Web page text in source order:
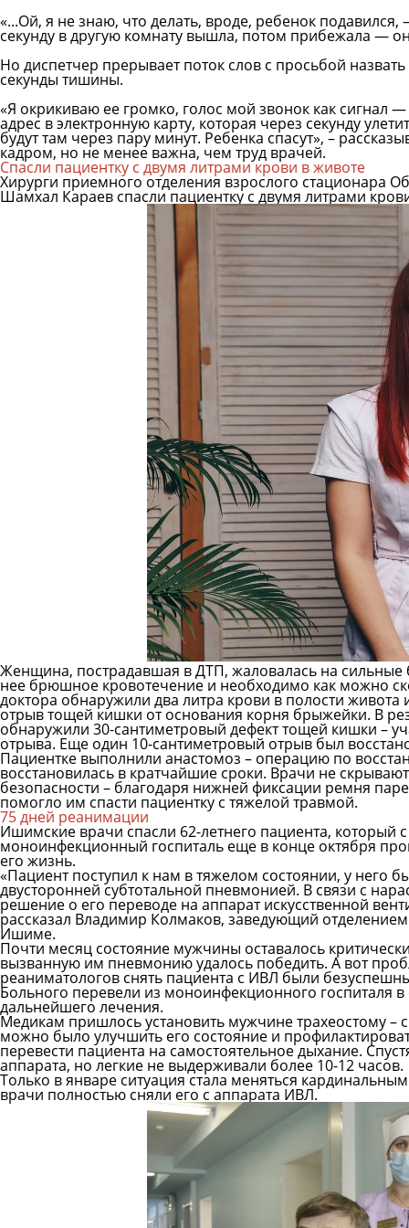
«...Ой, я не знаю, что делать, вроде, ребенок
секунду в другую комнату вышла, потом прибежала —
Но диспетчер прерывает поток слов с просьбой
секунды тишины.
«Я окрикиваю ее громко, голос мой звонок как сигнал
адрес в электронную карту, которая через секунду
будут там через пару минут. Ребенка спасут», –
кадром, но не менее важна, чем труд врачей.
Спасли пациентку с двумя литрами крови в животе
Хирурги приемного отделения взрослого стационара
Шамхал Караев спасли пациентку с двумя литрами
Женщина, пострадавшая в ДТП, жаловалась на
нее брюшное кровотечение и необходимо как можно
доктора обнаружили два литра крови в полости
отрыв тощей кишки от основания корня брыжейки. В
обнаружили 30-сантиметровый дефект тощей кишки –
отрыва. Еще один 10-сантиметровый отрыв был
Пациентке выполнили анастомоз – операцию по
восстановилась в кратчайшие сроки. Врачи не
безопасности – благодаря нижней фиксации ремня
помогло им спасти пациентку с тяжелой травмой.
75 дней реанимации
Ишимские врачи спасли 62-летнего пациента, который
моноинфекционный госпиталь еще в конце октября
его жизнь.
«Пациент поступил к нам в тяжелом состоянии, у него
двусторонней субтотальной пневмонией. В связи с
решение о его переводе на аппарат искусственной
рассказал Владимир Колмаков, заведующий
Ишиме.
Почти месяц состояние мужчины оставалось
вызванную им пневмонию удалось победить. А вот
реаниматологов снять пациента с ИВЛ были
Больного перевели из моноинфекционного госпиталя
дальнейшего лечения.
Медикам пришлось установить мужчине трахеостому –
можно было улучшить его состояние и
перевести пациента на самостоятельное дыхание.
аппарата, но легкие не выдерживали более 10-12 часов.
Только в январе ситуация стала меняться
врачи полностью сняли его с аппарата ИВЛ.